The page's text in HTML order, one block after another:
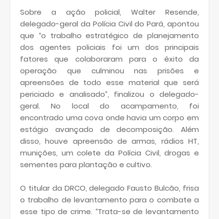
Sobre a ação policial, Walter Resende,
delegado-geral da Polícia Civil do Pará, apontou
que “o trabalho estratégico de planejamento
dos agentes policiais foi um dos principais
fatores que colaboraram para o êxito da
operação que culminou nas prisões e
apreensões de todo esse material que será
periciado e analisado”, finalizou o delegado-
geral. No local do acampamento, foi
encontrado uma cova onde havia um corpo em
estágio avançado de decomposição. Além
disso, houve apreensão de armas, rádios HT,
munições, um colete da Polícia Civil, drogas e
sementes para plantação e cultivo.
O titular da DRCO, delegado Fausto Bulcão, frisa
o trabalho de levantamento para o combate a
esse tipo de crime. “Trata-se de levantamento